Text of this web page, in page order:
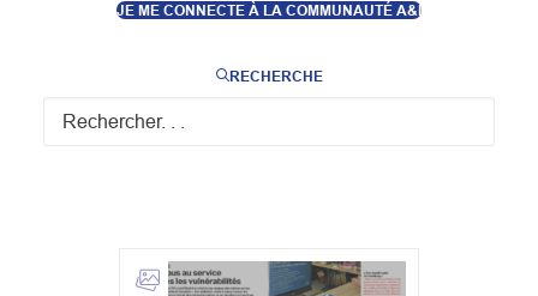
JE ME CONNECTE À LA COMMUNAUTÉ A&I
RECHERCHE
TOUT IMAGES